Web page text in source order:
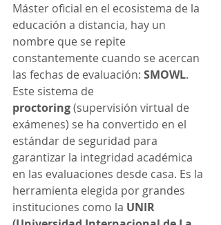
Máster oficial en el ecosistema de la
educación a distancia, hay un
nombre que se repite
constantemente cuando se acercan
las fechas de evaluación: SMOWL.
Este sistema de
proctoring (supervisión virtual de
exámenes) se ha convertido en el
estándar de seguridad para
garantizar la integridad académica
en las evaluaciones desde casa. Es la
herramienta elegida por grandes
instituciones como la UNIR